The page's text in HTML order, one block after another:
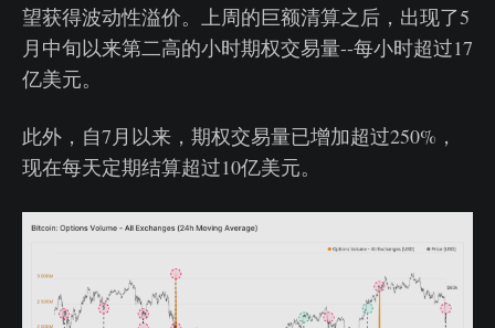
望获得波动性溢价。上周的巨额清算之后，出现了5
月中旬以来第二高的小时期权交易量--每小时超过17
亿美元。
此外，自7月以来，期权交易量已增加超过250%，
现在每天定期结算超过10亿美元。